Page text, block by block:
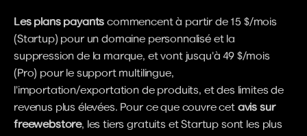
Les plans payants commencent à partir de 15 $/mois
(Startup) pour un domaine personnalisé et la
suppression de la marque, et vont jusqu'à 49 $/mois
(Pro) pour le support multilingue,
l'importation/exportation de produits, et des limites de
revenus plus élevées. Pour ce que couvre cet avis sur
freewebstore, les tiers gratuits et Startup sont les plus